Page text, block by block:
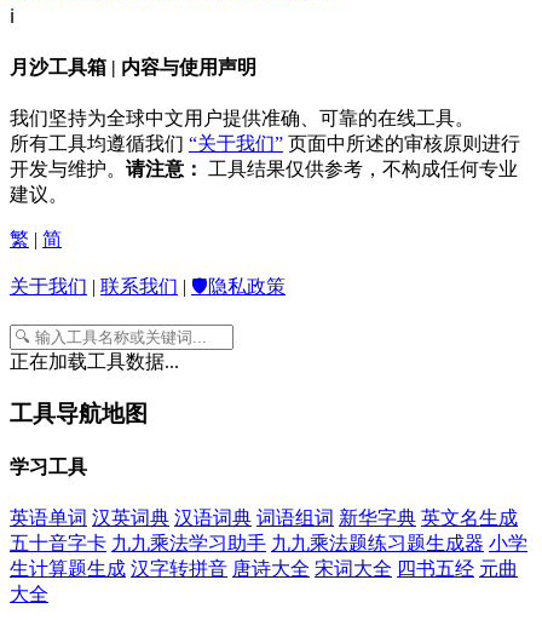
ℹ️
月沙工具箱 | 内容与使用声明
我们坚持为全球中文用户提供准确、可靠的在线工具。
所有工具均遵循我们 “关于我们” 页面中所述的审核原则进行
开发与维护。 请注意：
工具结果仅供参考，不构成任何专业
建议。
繁 | 简
关于我们 | 联系我们 | 🛡️隐私政策
正在加载工具数据...
工具导航地图
学习工具
英语单词 汉英词典 汉语词典 词语组词 新华字典 英文名生成
五十音字卡 九九乘法学习助手 九九乘法题练习题生成器 小学
生计算题生成 汉字转拼音 唐诗大全 宋词大全 四书五经 元曲
大全